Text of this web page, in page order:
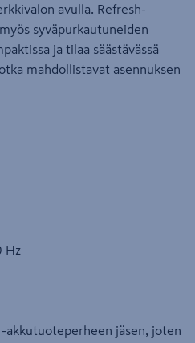
avulla. Refresh-
syväpurkautuneiden
ja tilaa säästävässä
mahdollistavat asennuksen
Hz
akkutuoteperheen jäsen, joten